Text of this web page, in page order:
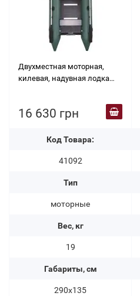
Двухместная моторная,
килевая, надувная лодка
16 630 грн
Код Товара:
41092
Тип
моторные
Вес, кг
19
Габариты, см
290х135